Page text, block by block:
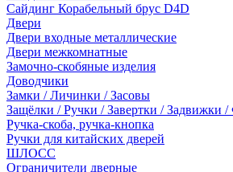
Сайдинг Корабельный брус D4D
Двери
Двери входные металлические
Двери межкомнатные
Замочно-скобяные изделия
Доводчики
Замки / Личинки / Засовы
Защёлки / Ручки / Завертки / Задвижки
Ручка-скоба, ручка-кнопка
Ручки для китайских дверей
ШЛОСС
Ограничители дверные